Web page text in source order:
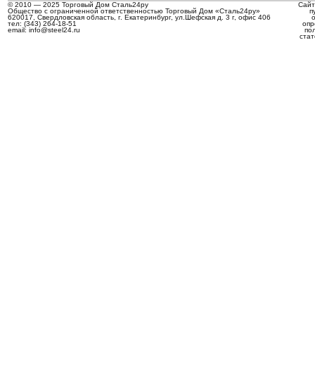
© 2010 — 2025 Торговый Дом Сталь24ру
Общество с ограниченной ответственностью Торговый Дом «Сталь24ру»
620017, Свердловская область, г. Екатеринбург, ул.Шефская д. 3 г, офис 406
тел: (343) 264-18-51
email: info@steel24.ru